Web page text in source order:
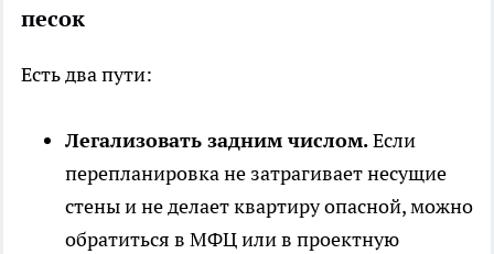
песок
Есть два пути:
Легализовать задним числом.Если
перепланировка не затрагивает несущие
стены и не делает квартиру опасной, можно
обратиться в МФЦ или в проектную